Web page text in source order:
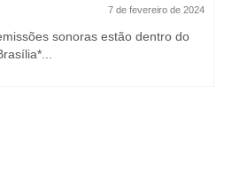
7 de fevereiro de 2024
sonoras estão dentro do